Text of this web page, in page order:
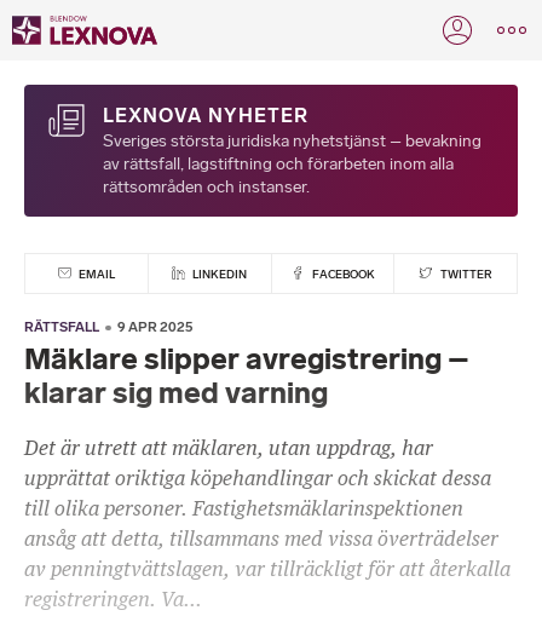
LEXNOVA NYHETER
Sveriges största juridiska nyhetstjänst – bevakning
av rättsfall, lagstiftning och förarbeten inom alla
rättsområden och instanser.
EMAIL LINKEDIN FACEBOOK TWITTER
RÄTTSFALL 9 APR 2025
Mäklare slipper avregistrering –
klarar sig med varning
Det är utrett att mäklaren, utan uppdrag, har
upprättat oriktiga köpehandlingar och skickat dessa
till olika personer. Fastighetsmäklarinspektionen
ansåg att detta, tillsammans med vissa överträdelser
av penningtvättslagen, var tillräckligt för att återkalla
registreringen. Va...